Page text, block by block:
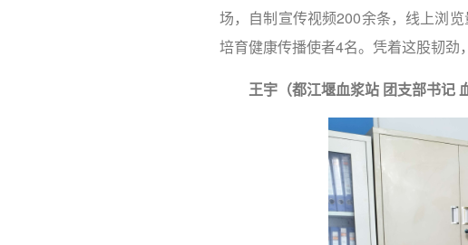
场，自制宣传视频200余条，线上浏
培育健康传播使者4名。凭着这股韧劲
王宇（都江堰血浆站 团支部书记